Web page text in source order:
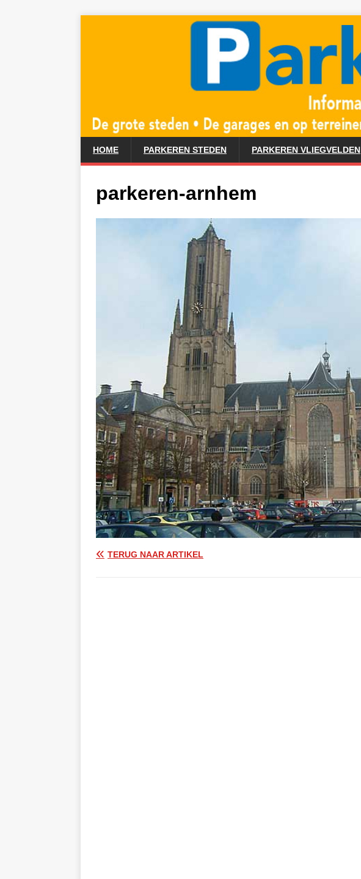
HOME PARKEREN STEDEN PARKEREN VLIEGVELDEN
parkeren-arnhem
TERUG NAAR ARTIKEL